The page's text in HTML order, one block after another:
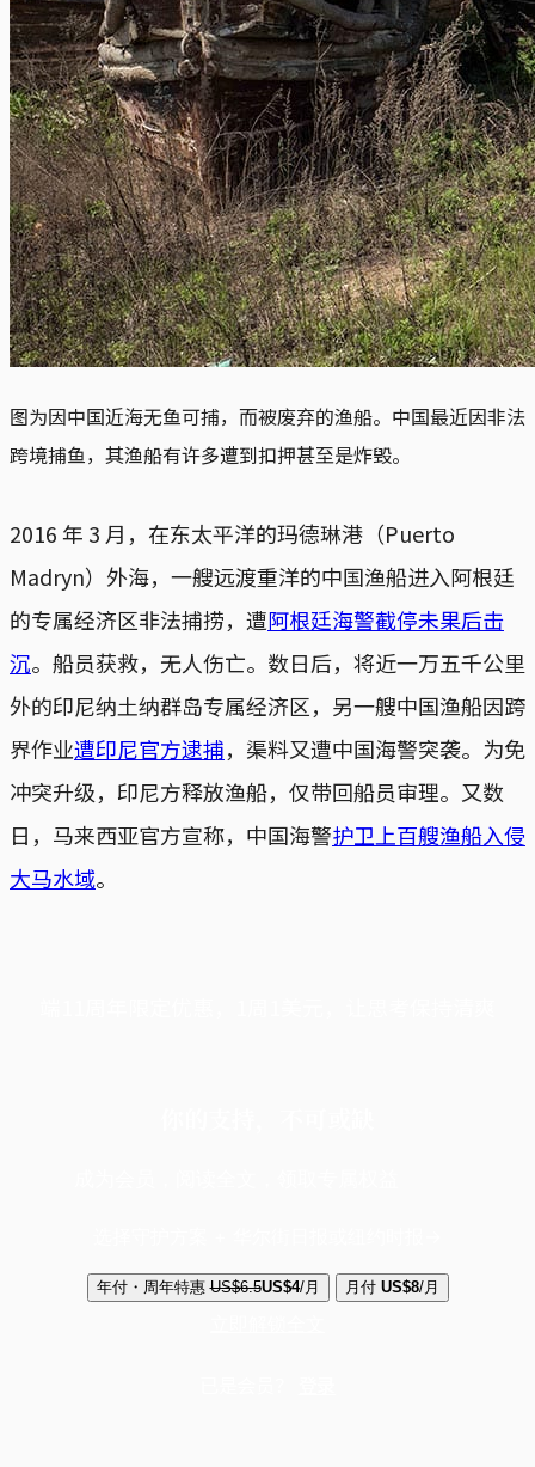
图为因中国近海无鱼可捕，而被废弃的渔船。中国最近因非法
跨境捕鱼，其渔船有许多遭到扣押甚至是炸毁。
2016 年 3 月，在东太平洋的玛德琳港（Puerto
Madryn）外海，一艘远渡重洋的中国渔船进入阿根廷
的专属经济区非法捕捞，遭阿根廷海警截停未果后击
沉。船员获救，无人伤亡。数日后，将近一万五千公里
外的印尼纳土纳群岛专属经济区，另一艘中国渔船因跨
界作业遭印尼官方逮捕，渠料又遭中国海警突袭。为免
冲突升级，印尼方释放渔船，仅带回船员审理。又数
日，马来西亚官方宣称，中国海警护卫上百艘渔船入侵
大马水域。
年付・周年特惠 US$6.5US$4/月 月付 US$8/月